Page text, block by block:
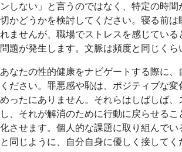
ンしない」と言うのではなく、特定の時間
切かどうかを検討してください。寝る前は
れませんが、職場でストレスを感じている
問題が発生します。文脈は頻度と同じくら
あなたの性的健康をナビゲートする際に、
ください。罪悪感や恥は、ポジティブな
めったにありません。それらはしばしば、
し、それが解消のために行動に戻らせる
化させます。個人的な課題に取り組んでい
と同じように、自分自身に優しく接してく